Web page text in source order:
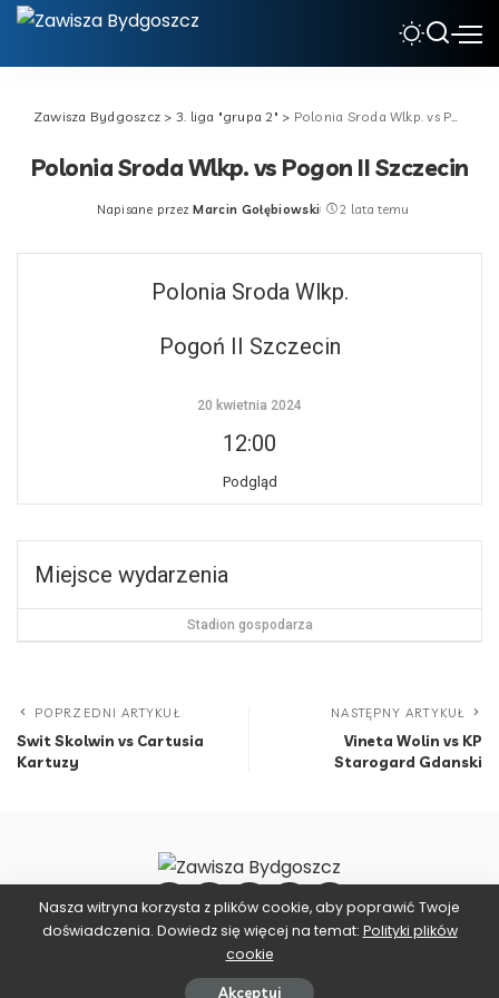
Zawisza Bydgoszcz > 3. liga "grupa 2" > Polonia Sroda Wlkp. vs Pogon II Szczecin
Polonia Sroda Wlkp. vs Pogon II Szczecin
Posted
Napisane przez Marcin Gołębiowski 2 lata temu
Polonia Sroda Wlkp.
Pogoń II Szczecin
20 kwietnia 2024
12:00
Podgląd
Miejsce wydarzenia
Stadion gospodarza
POPRZEDNI ARTYKUŁ
Swit Skolwin vs Cartusia
Kartuzy
NASTĘPNY ARTYKUŁ
Vineta Wolin vs KP
Starogard Gdanski
©2025 ZAWISZA BYDGOSZCZ
Nasza witryna korzysta z plików cookie, aby poprawić Twoje
doświadczenia. Dowiedz się więcej na temat: Polityki plików
cookie
Akceptuj